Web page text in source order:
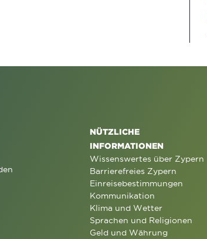
NÜTZLICHE
INFORMATIONEN
Wissenswertes über Zypern
Barrierefreies Zypern
Einreisebestimmungen
Kommunikation
Klima und Wetter
Sprachen und Religionen
Geld und Währung